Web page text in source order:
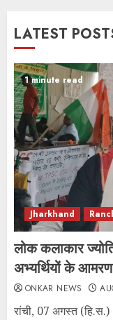
LATEST
1 minute read
Jharkhand
लोक कलाकार
अभ्यर्थियों के
ONKAR NEWS
रांची, 07 अगस्त